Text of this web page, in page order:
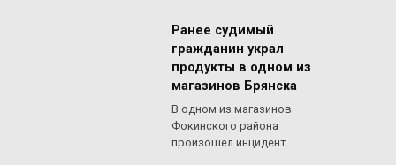
Ранее судимый
гражданин украл
продукты в одном из
магазинов Брянска
В одном из магазинов
Фокинского района
произошел инцидент